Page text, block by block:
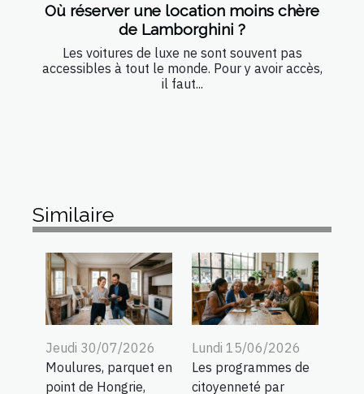
Où réserver une location moins chère
de Lamborghini ?
Les voitures de luxe ne sont souvent pas
accessibles à tout le monde. Pour y avoir accès,
il faut...
Similaire
Jeudi 30/07/2026
Moulures, parquet en
point de Hongrie,
Lundi 15/06/2026
Les programmes de
citoyenneté par